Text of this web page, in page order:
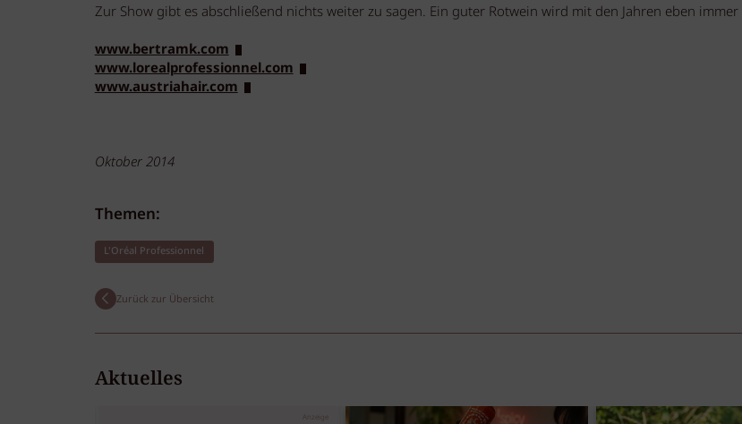
Zur Show gibt es abschließend nichts weiter zu sagen. Ein guter Rotwein wird mit den Jahren eben immer
www.bertramk.com
www.lorealprofessionnel.com
www.austriahair.com
Oktober 2014
Themen:
L'Oréal Professionnel
Zurück zur Übersicht
Aktuelles
Anzeige